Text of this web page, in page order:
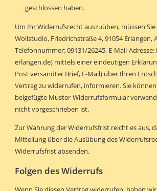
geschlossen haben.
Um Ihr Widerrufsrecht auszuüben, müssen Sie
Wollstudio, Friedrichstraße 4, 91054 Erlangen,
Telefonnummer: 09131/26245, E-Mail-
erlangen.de) mittels einer eindeutigen
Post versandter Brief, E-Mail) über Ihren
Vertrag zu widerrufen, informieren. Sie
beigefügte Muster-Widerrufsformular
nicht vorgeschrieben ist.
Zur Wahrung der Widerrufsfrist reicht es aus,
Mitteilung über die Ausübung des
Widerrufsfrist absenden.
Folgen des Widerrufs